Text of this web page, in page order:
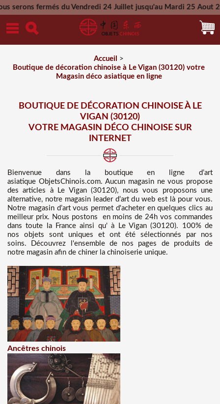
fermés du Vendredi 24 Juillet jusqu'au Mardi 25 Aout 2026 -
Mercredi 26 Aout 2026
Accueil
>
Boutique de décoration chinoise à Le Vigan (30120) votre
Magasin déco asiatique en ligne
BOUTIQUE DE DÉCORATION CHINOISE À LE
VIGAN (30120)
VOTRE MAGASIN DÉCO CHINOISE SUR
INTERNET
Bienvenue dans
la boutique en ligne d’art
asiatique ObjetsChinois.com. Aucun magasin ne vous propose
desarticles à Le Vigan (30120), nous vous proposons une
alternative, notre magasin leader d’art du web est là pour vous.
Notre magasin d’art vous permet d'acheter en quelques clics au
meilleur prix. Nous postons en moins de 24h vos commandes
dans toute la France ainsi qu' à Le Vigan (30120). 100% de
nos objets sont uniques et ont été sélectionnés par nos
soins. Découvrez l'ensemble de nos pages de produits de
notre magasin afin de chiner la chinoiserie unique.
Ancêtres chinois